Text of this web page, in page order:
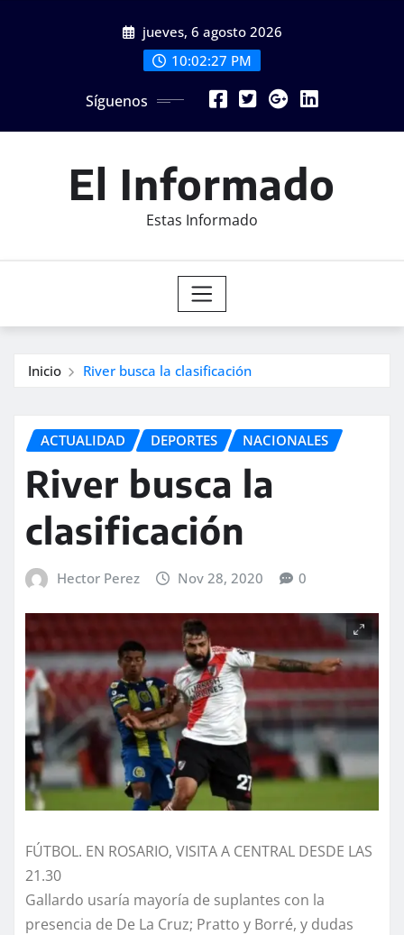
jueves, 6 agosto 2026
10:02:29 PM
Síguenos
El Informado
Estas Informado
Inicio River busca la clasificación
ACTUALIDAD DEPORTES NACIONALES
River busca la
clasificación
Hector Perez Nov 28, 2020 0
FÚTBOL. EN ROSARIO, VISITA A CENTRAL DESDE LAS
21.30
Gallardo usaría mayoría de suplantes con la
presencia de De La Cruz; Pratto y Borré, y dudas